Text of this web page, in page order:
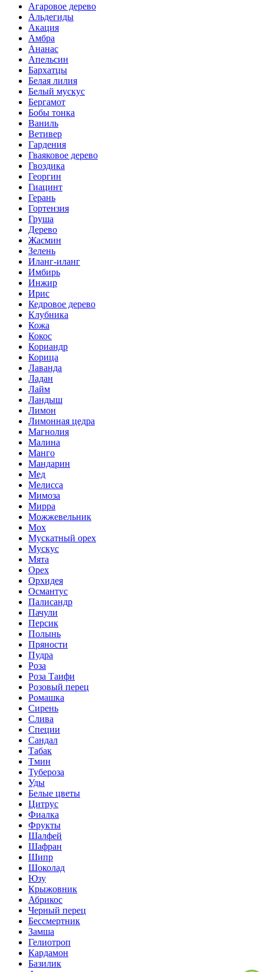
Агаровое дерево
Альдегиды
Акация
Амбра
Ананас
Апельсин
Бархатцы
Белая лилия
Белый мускус
Бергамот
Бобы тонка
Ваниль
Ветивер
Гардения
Гваяковое дерево
Гвоздика
Георгин
Гиацинт
Герань
Гортензия
Груша
Дерево
Жасмин
Зелень
Иланг-иланг
Имбирь
Инжир
Ирис
Кедровое дерево
Клубника
Кожа
Кокос
Кориандр
Корица
Лаванда
Ладан
Лайм
Ландыш
Лимон
Лимонная цедра
Магнолия
Малина
Манго
Мандарин
Мед
Мелисса
Мимоза
Мирра
Можжевельник
Мох
Мускатный орех
Мускус
Мята
Орех
Орхидея
Османтус
Палисандр
Пачули
Персик
Полынь
Пряности
Пудра
Роза
Роза Таифи
Розовый перец
Ромашка
Сирень
Слива
Специи
Сандал
Табак
Тмин
Тубероза
Уды
Белые цветы
Цитрус
Фиалка
Фрукты
Шалфей
Шафран
Шипр
Шоколад
Юзу
Крыжовник
Абрикос
Черный перец
Бессмертник
Замша
Гелиотроп
Кардамон
Базилик